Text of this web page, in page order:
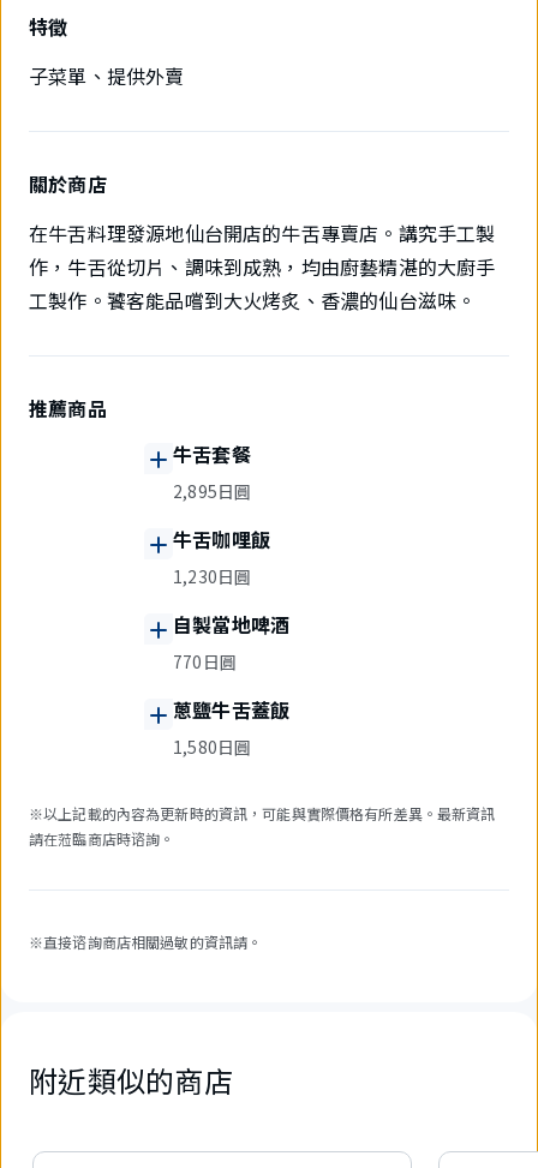
特徵
子菜單、提供外賣
關於商店
在牛舌料理發源地仙台開店的牛舌專賣店。講究手工製
作，牛舌從切片、調味到成熟，均由廚藝精湛的大廚手
工製作。饕客能品嚐到大火烤炙、香濃的仙台滋味。
推薦商品
牛舌套餐
2,895日圓
牛舌咖哩飯
1,230日圓
自製當地啤酒
770日圓
蔥鹽牛舌蓋飯
1,580日圓
※以上記載的內容為更新時的資訊，可能與實際價格有所差異。最新資訊
請在蒞臨商店時谘詢。
※直接谘詢商店相關過敏的資訊請。
附近類似的商店